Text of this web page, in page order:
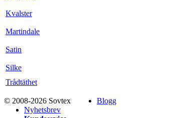
Kvalster
Martindale
Satin
Silke
Trådtäthet
© 2008-2026 Sovtex
Blogg
Nyhetsbrev